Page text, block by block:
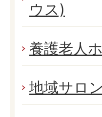
ウス)
養護老人
地域サロ